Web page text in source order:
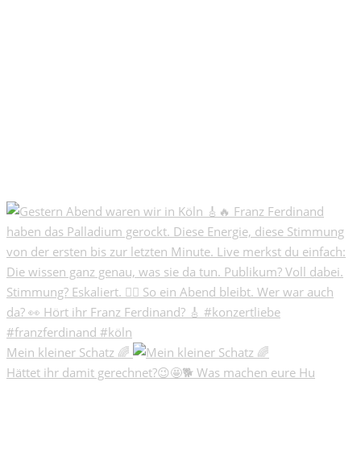
Mein kleiner Schatz 🌈
Hättet ihr damit gerechnet?😉🤩🐕 Was machen eure Hu